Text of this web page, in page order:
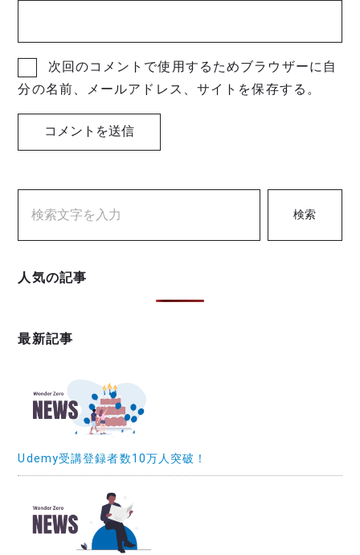
次回のコメントで使用するためブラウザーに自
分の名前、メールアドレス、サイトを保存する。
検索
人気の記事
最新記事
Udemy受講登録者数10万人突破！